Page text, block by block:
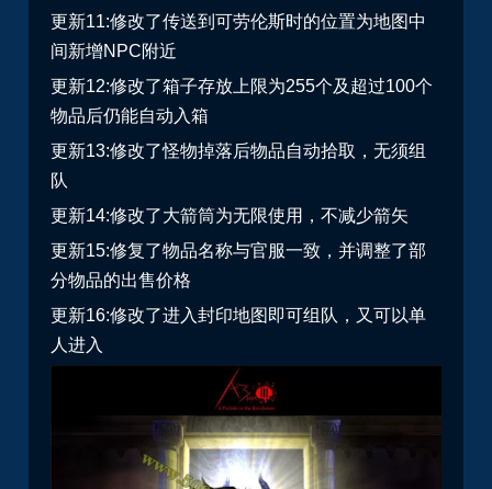
更新11:修改了传送到可劳伦斯时的位置为地图中
间新增NPC附近
更新12:修改了箱子存放上限为255个及超过100个
物品后仍能自动入箱
更新13:修改了怪物掉落后物品自动拾取，无须组
队
更新14:修改了大箭筒为无限使用，不减少箭矢
更新15:修复了物品名称与官服一致，并调整了部
分物品的出售价格
更新16:修改了进入封印地图即可组队，又可以单
人进入